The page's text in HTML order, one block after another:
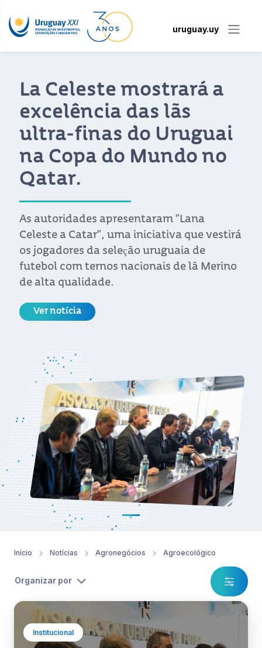
uruguay.uy
La Celeste mostrará a
excelência das lãs
ultra-finas do Uruguai
na Copa do Mundo no
Qatar.
As autoridades apresentaram "Lana
Celeste a Catar", uma iniciativa que vestirá
os jogadores da seleção uruguaia de
futebol com ternos nacionais de lã Merino
de alta qualidade.
Ver notícia
Início Notícias Agronegócios Agroecológico
Organizar por
Institucional